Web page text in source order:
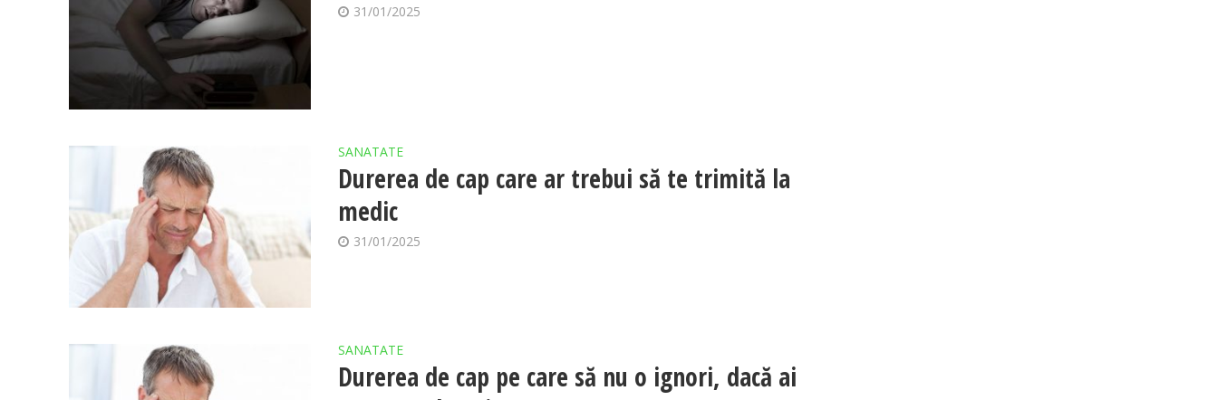
31/01/2025
SANATATE
Durerea de cap care ar trebui să te trimită la
medic
31/01/2025
SANATATE
Durerea de cap pe care să nu o ignori, dacă ai